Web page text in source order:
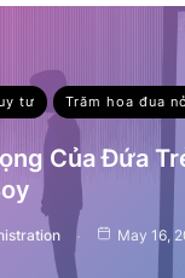
tư Trăm hoa đua
Của Đứa
May 16,